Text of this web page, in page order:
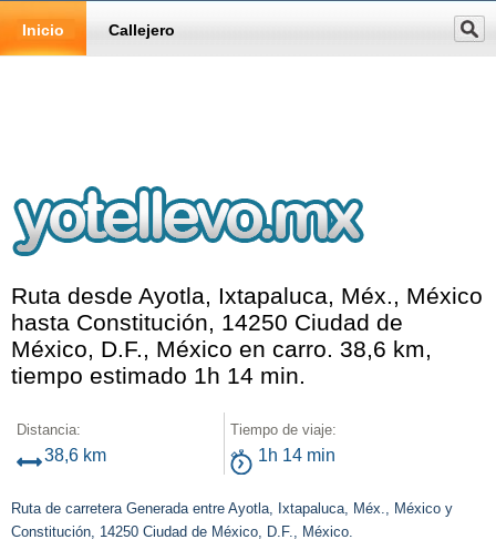
Inicio Callejero
Ruta desde Ayotla, Ixtapaluca, Méx., México
hasta Constitución, 14250 Ciudad de
México, D.F., México en carro. 38,6 km,
tiempo estimado 1h 14 min.
Distancia:
38,6 km
Tiempo de viaje:
1h 14 min
Ruta de carretera Generada entre Ayotla, Ixtapaluca, Méx., México y
Constitución, 14250 Ciudad de México, D.F., México.